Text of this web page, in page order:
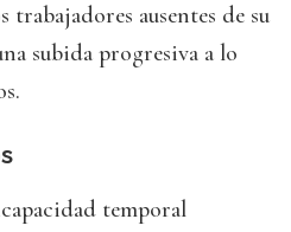
trabajadores ausentes de su
subida progresiva a lo
temporal